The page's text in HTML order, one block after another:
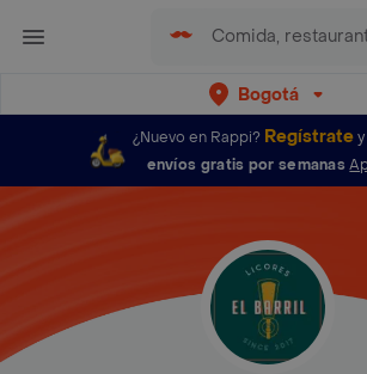
Bogotá
¿Nuevo en Rappi? Regístrate
envíos gratis por semanas